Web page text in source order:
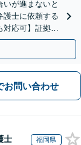
いが進まないと
護士に依頼する
対応可】証拠集
お問い合わせ
士 福岡県